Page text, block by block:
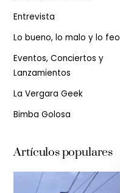
Entrevista
Lo bueno, lo malo y lo feo
Eventos, Conciertos y
Lanzamientos
La Vergara Geek
Bimba Golosa
Artículos populares